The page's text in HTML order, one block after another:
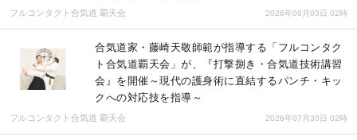
フルコンタクト合気道 覇天会 2026年08月03日 02時
合気道家・藤崎天敬師範が指導する「フルコンタク
ト合気道覇天会」が、『打撃捌き・合気道技術講習
会』を開催～現代の護身術に直結するパンチ・キッ
クへの対応技を指導～
フルコンタクト合気道 覇天会 2026年07月30日 02時